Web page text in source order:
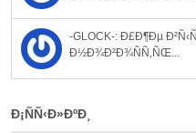
-GLOCK-: Ð£Ð¶Ðµ
Ð½Ð¾Ð²Ð¾ÑÑ‚ÑŒ...
Ð¡ÑÑ‹Ð»ÐºÐ¸